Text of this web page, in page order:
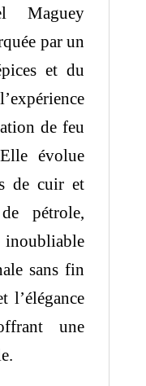
Maguey
par un
et du
de feu
évolue
de cuir et
pétrole,
inoubliable
sans fin
l’élégance
une